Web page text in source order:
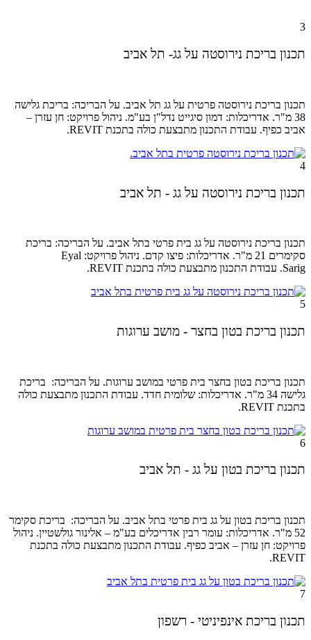
3
תכנון בריכת נירוסטה על גג- תל אביב
תכנון בריכת נירוסטה פרטית על גג תל אביב. על הבריכה: בריכת גלישה
38 מ"ר. אדריכלות: דמון סיגייט נדל"ן בע"מ. ניהול
פרויקט: חן עזרן –
אביב כפיף. עבודת התכנון מתבצעת כולה בתכנת REVIT.
4
תכנון בריכת נירוסטה על גג - תל אביב
תכנון בריכת נירוסטה על גג בית פרטי בתל אביב. על הבריכה: בריכת
סקימרים 21 מ"ר. אדריכלות: פיצו קדם. ניהול
פרויקט: Eyal
Sarig. עבודת התכנון מתבצעת כולה בתכנת REVIT.
5
תכנון בריכת בטון בחצר - מושב ערוגות
תכנון בריכת בטון בחצר בית פרטי במושב ערוגות. על הבריכה: בריכת
גלישה 34 מ"ר. אדריכלות: שלומית חדד. עבודת התכנון מתבצעת כולה
בתכנת REVIT.
6
תכנון בריכת בטון על גג - תל אביב
תכנון בריכת בטון על גג בית פרטי בתל אביב. על הבריכה: בריכת סקימר
52 מ"ר. אדריכלות: עומר רבין אדריכלים בע"מ – אלינור גולשטיין. ניהול
פרויקט: חן עזרן – אביב כפיף. עבודת התכנון מתבצעת כולה בתכנת
REVIT.
7
תכנון בריכת אינפיניטי - רשפון